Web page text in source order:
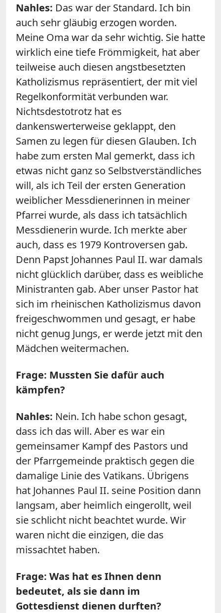
Nahles: Das war der Standard. Ich bin
auch sehr gläubig erzogen worden.
Meine Oma war da sehr wichtig. Sie hatte
wirklich eine tiefe Frömmigkeit, hat aber
teilweise auch diesen angstbesetzten
Katholizismus repräsentiert, der mit viel
Regelkonformität verbunden war.
Nichtsdestotrotz hat es
dankenswerterweise geklappt, den
Samen zu legen für diesen Glauben. Ich
habe zum ersten Mal gemerkt, dass ich
etwas nicht ganz so Selbstverständliches
will, als ich Teil der ersten Generation
weiblicher Messdienerinnen in meiner
Pfarrei wurde, als dass ich tatsächlich
Messdienerin wurde. Ich merkte aber
auch, dass es 1979 Kontroversen gab.
Denn Papst Johannes Paul II. war damals
nicht glücklich darüber, dass es weibliche
Ministranten gab. Aber unser Pastor hat
sich im rheinischen Katholizismus davon
freigeschwommen und gesagt, er habe
nicht genug Jungs, er werde jetzt mit den
Mädchen weitermachen.
Frage: Mussten Sie dafür auch
kämpfen?
Nahles: Nein. Ich habe schon gesagt,
dass ich das will. Aber es war ein
gemeinsamer Kampf des Pastors und
der Pfarrgemeinde praktisch gegen die
damalige Linie des Vatikans. Übrigens
hat Johannes Paul II. seine Position dann
langsam, aber heimlich eingerollt, weil
sie schlicht nicht beachtet wurde. Wir
waren nicht die einzigen, die das
missachtet haben.
Frage: Was hat es Ihnen denn
bedeutet, als sie dann im
Gottesdienst dienen durften?